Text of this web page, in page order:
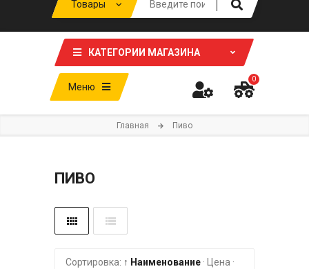
КАТЕГОРИИ МАГАЗИНА
Меню
0
Главная Пиво
ПИВО
Сортировка: ↑ Наименование · Цена ·